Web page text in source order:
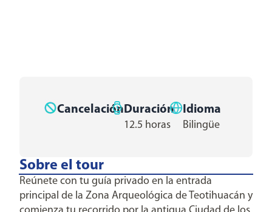
CancelaciónDuración
12.5 horas
Idioma
Bilingüe
Sobre el tour
Reúnete con tu guía privado en la entrada
principal de la Zona Arqueológica de Teotihuacán y